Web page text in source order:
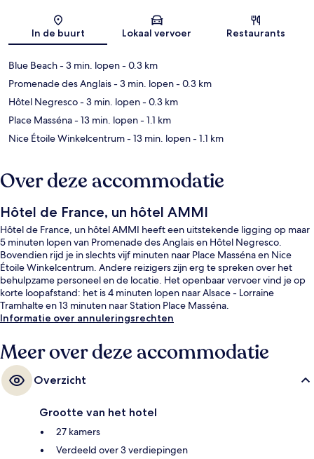
Kaart
In de buurt Lokaal vervoer Restaurants
Blue Beach- 3 min. lopen- 0.3 km
Promenade des Anglais- 3 min. lopen- 0.3 km
Hôtel Negresco- 3 min. lopen- 0.3 km
Place Masséna- 13 min. lopen- 1.1 km
Nice Étoile Winkelcentrum- 13 min. lopen- 1.1 km
Over deze accommodatie
Hôtel de France, un hôtel AMMI
Hôtel de France, un hôtel AMMI heeft een uitstekende ligging op maar
5 minuten lopen van Promenade des Anglais en Hôtel Negresco.
Bovendien rijd je in slechts vijf minuten naar Place Masséna en Nice
Étoile Winkelcentrum. Andere reizigers zijn erg te spreken over het
behulpzame personeel en de locatie. Het openbaar vervoer vind je op
korte loopafstand: het is 4 minuten lopen naar Alsace - Lorraine
Tramhalte en 13 minuten naar Station Place Masséna.
Informatie over annuleringsrechten
Meer over deze accommodatie
Overzicht
Grootte van het hotel
27 kamers
Verdeeld over 3 verdiepingen